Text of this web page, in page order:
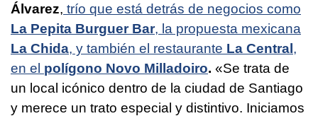
Álvarez, trío que está detrás de negocios como
La Pepita Burguer Bar, la propuesta mexicana
La Chida, y también el restaurante La Central,
en el polígono Novo Milladoiro. «Se trata de
un local icónico dentro de la ciudad de Santiago
y merece un trato especial y distintivo. Iniciamos